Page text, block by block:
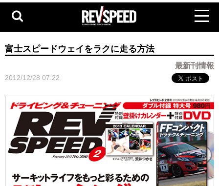
富士スピードウェイをラクに走る方法
最新刊情報
2012/12/28 07:22